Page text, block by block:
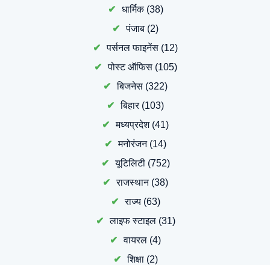
धार्मिक(38)
पंजाब (2)
पर्सनल फाइनेंस (12)
पोस्ट ऑफिस(105)
बिजनेस (322)
बिहार(103)
मध्यप्रदेश(41)
मनोरंजन(14)
यूटिलिटी(752)
राजस्थान(38)
राज्य(63)
लाइफ स्टाइल(31)
वायरल (4)
शिक्षा(2)